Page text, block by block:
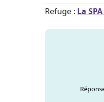
Refuge : La